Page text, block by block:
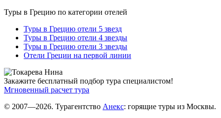
Туры в Грецию по категории отелей
Туры в Грецию отели 5 звезд
Туры в Грецию отели 4 звезды
Туры в Грецию отели 3 звезды
Отели Греции на первой линии
Закажите бесплатный подбор тура специалистом!
Мгновенный расчет тура
© 2007—2026. Турагентство Анекс: горящие туры из Москвы.